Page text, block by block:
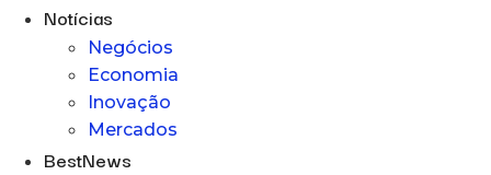
Notícias
Negócios
Economia
Inovação
Mercados
BestNews